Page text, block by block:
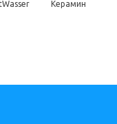
Керамин